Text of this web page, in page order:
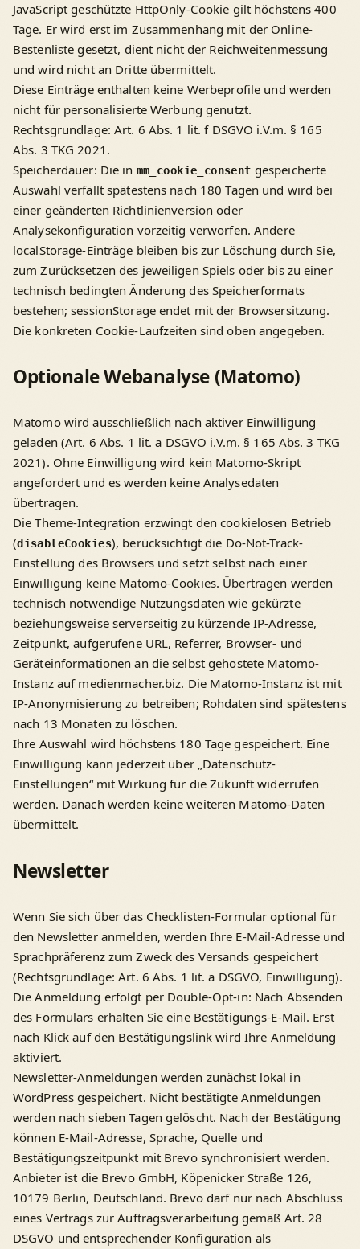
JavaScript geschützte HttpOnly-Cookie gilt höchstens 400
Tage. Er wird erst im Zusammenhang mit der Online-
Bestenliste gesetzt, dient nicht der Reichweitenmessung
und wird nicht an Dritte übermittelt.
Diese Einträge enthalten keine Werbeprofile und werden
nicht für personalisierte Werbung genutzt.
Rechtsgrundlage: Art. 6 Abs. 1 lit. f DSGVO i.V.m. § 165
Abs. 3 TKG 2021.
Speicherdauer: Die in mm_cookie_consent gespeicherte
Auswahl verfällt spätestens nach 180 Tagen und wird bei
einer geänderten Richtlinienversion oder
Analysekonfiguration vorzeitig verworfen. Andere
localStorage-Einträge bleiben bis zur Löschung durch Sie,
zum Zurücksetzen des jeweiligen Spiels oder bis zu einer
technisch bedingten Änderung des Speicherformats
bestehen; sessionStorage endet mit der Browsersitzung.
Die konkreten Cookie-Laufzeiten sind oben angegeben.
Optionale Webanalyse (Matomo)
Matomo wird ausschließlich nach aktiver Einwilligung
geladen (Art. 6 Abs. 1 lit. a DSGVO i.V.m. § 165 Abs. 3 TKG
2021). Ohne Einwilligung wird kein Matomo-Skript
angefordert und es werden keine Analysedaten
übertragen.
Die Theme-Integration erzwingt den cookielosen Betrieb
(disableCookies), berücksichtigt die Do-Not-Track-
Einstellung des Browsers und setzt selbst nach einer
Einwilligung keine Matomo-Cookies. Übertragen werden
technisch notwendige Nutzungsdaten wie gekürzte
beziehungsweise serverseitig zu kürzende IP-Adresse,
Zeitpunkt, aufgerufene URL, Referrer, Browser- und
Geräteinformationen an die selbst gehostete Matomo-
Instanz auf medienmacher.biz. Die Matomo-Instanz ist mit
IP-Anonymisierung zu betreiben; Rohdaten sind spätestens
nach 13 Monaten zu löschen.
Ihre Auswahl wird höchstens 180 Tage gespeichert. Eine
Einwilligung kann jederzeit über „Datenschutz-
Einstellungen“ mit Wirkung für die Zukunft widerrufen
werden. Danach werden keine weiteren Matomo-Daten
übermittelt.
Newsletter
Wenn Sie sich über das Checklisten-Formular optional für
den Newsletter anmelden, werden Ihre E-Mail-Adresse und
Sprachpräferenz zum Zweck des Versands gespeichert
(Rechtsgrundlage: Art. 6 Abs. 1 lit. a DSGVO, Einwilligung).
Die Anmeldung erfolgt per Double-Opt-in: Nach Absenden
des Formulars erhalten Sie eine Bestätigungs-E-Mail. Erst
nach Klick auf den Bestätigungslink wird Ihre Anmeldung
aktiviert.
Newsletter-Anmeldungen werden zunächst lokal in
WordPress gespeichert. Nicht bestätigte Anmeldungen
werden nach sieben Tagen gelöscht. Nach der Bestätigung
können E-Mail-Adresse, Sprache, Quelle und
Bestätigungszeitpunkt mit Brevo synchronisiert werden.
Anbieter ist die Brevo GmbH, Köpenicker Straße 126,
10179 Berlin, Deutschland. Brevo darf nur nach Abschluss
eines Vertrags zur Auftragsverarbeitung gemäß Art. 28
DSGVO und entsprechender Konfiguration als